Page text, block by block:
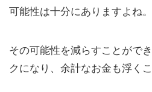
可能性は十分にありますよね。
その可能性を減らすことがで
クになり、余計なお金も浮く